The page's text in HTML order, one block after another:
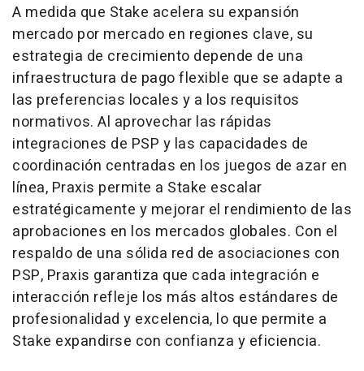
A medida que Stake acelera su expansión
mercado por mercado en regiones clave, su
estrategia de crecimiento depende de una
infraestructura de pago flexible que se adapte a
las preferencias locales y a los requisitos
normativos. Al aprovechar las rápidas
integraciones de PSP y las capacidades de
coordinación centradas en los juegos de azar en
línea, Praxis permite a Stake escalar
estratégicamente y mejorar el rendimiento de las
aprobaciones en los mercados globales. Con el
respaldo de una sólida red de asociaciones con
PSP, Praxis garantiza que cada integración e
interacción refleje los más altos estándares de
profesionalidad y excelencia, lo que permite a
Stake expandirse con confianza y eficiencia.